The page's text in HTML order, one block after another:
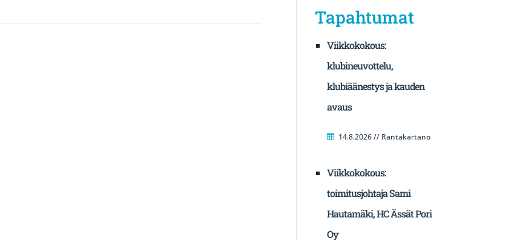
Tapahtumat
Viikkokokous:
klubineuvottelu,
klubiäänestys ja kauden
avaus
14.8.2026 // Rantakartano
Viikkokokous:
toimitusjohtaja Sami
Hautamäki, HC Ässät Pori
Oy